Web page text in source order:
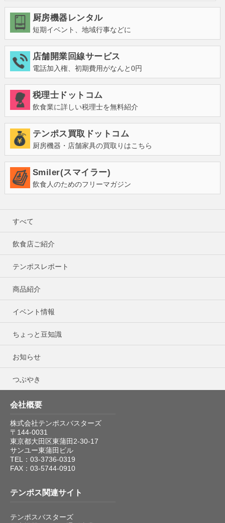
厨房機器レンタル
短期イベント、地域行事などに
店舗開業回線サービス
電話加入権、初期費用がなんと0円
税理士ドットコム
飲食業に詳しい税理士を無料紹介
テンポス買取ドットコム
厨房機器・店舗家具の買取りはこちら
Smiler(スマイラー)
飲食人のためのフリーマガジン
すべて
飲食店ご紹介
テンポスレポート
商品紹介
イベント情報
ちょっと豆知識
お知らせ
つぶやき
会社概要
株式会社テンポスバスターズ
〒144-0031
東京都大田区東蒲田2-30-17
サンユー東蒲田ビル
TEL：03-3736-0319
FAX：03-5744-0910
テンポス関連サイト
テンポスバスターズ